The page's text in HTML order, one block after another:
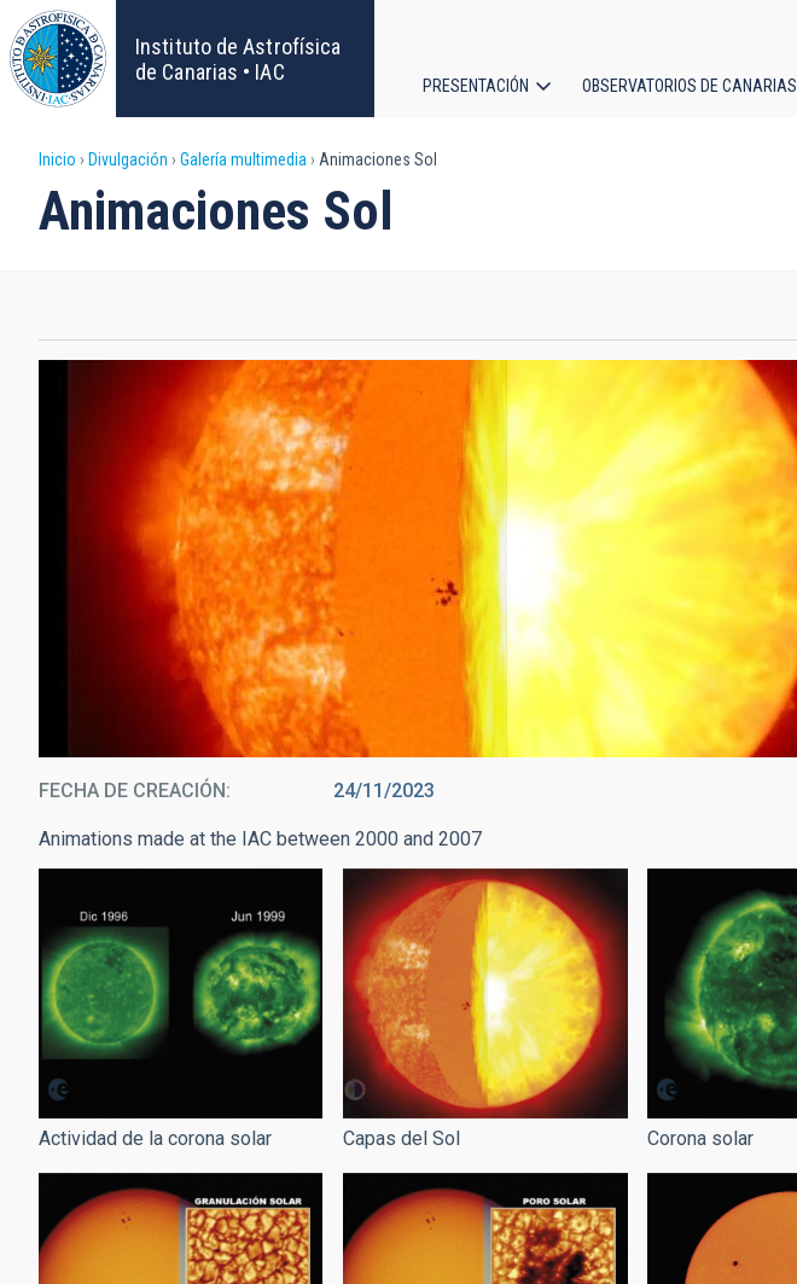
Pasar
al
contenido
principal
Instituto de Astrofísica
de Canarias • IAC
PRESENTACIÓN OBSERVATORIOS DE CANARIAS
Sobrescribir
enlaces
ayuda
navegación
Inicio Divulgación Galería multimedia Animaciones Sol
Animaciones Sol
FECHA DE CREACIÓN 24/11/2023
Animations made at the IAC between 2000 and 2007
Actividad de la corona solar Capas del Sol Corona solar